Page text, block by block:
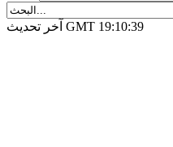
آخر تحديث GMT 19:10:39